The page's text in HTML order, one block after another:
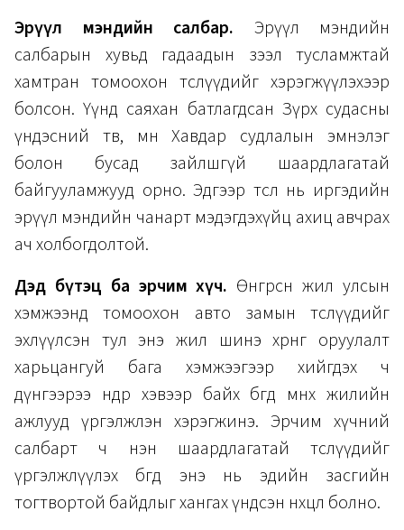
Эрүүл мэндийн салбар. Эрүүл мэндийн
салбарын хувьд гадаадын зээл тусламжтай
хамтран томоохон төслүүдийг хэрэгжүүлэхээр
болсон. Үүнд саяхан батлагдсан Зүрх судасны
үндэсний төв, мөн Хавдар судлалын эмнэлэг
болон бусад зайлшгүй шаардлагатай
байгууламжууд орно. Эдгээр төсөл нь иргэдийн
эрүүл мэндийн чанарт мэдэгдэхүйц ахиц авчрах
ач холбогдолтой.
Дэд бүтэц ба эрчим хүч. Өнгөрсөн жил улсын
хэмжээнд томоохон авто замын төслүүдийг
эхлүүлсэн тул энэ жил шинэ хөрөнгө оруулалт
харьцангуй бага хэмжээгээр хийгдэх ч
дүнгээрээ өндөр хэвээр байх бөгөөд өмнөх жилийн
ажлууд үргэлжлэн хэрэгжинэ. Эрчим хүчний
салбарт ч нэн шаардлагатай төслүүдийг
үргэлжлүүлэх бөгөөд энэ нь эдийн засгийн
тогтвортой байдлыг хангах үндсэн нөхцөл болно.